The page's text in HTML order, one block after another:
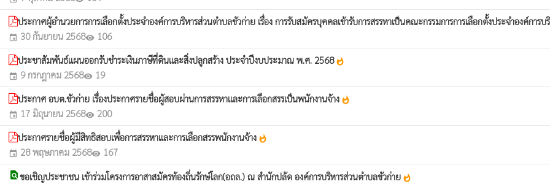
ประกาศผู้อำนวยการการเลือกตั้งประจำองค์การบริหารส่วนตำบลขัวก่าย เรื่อง การรับสมัครบุคคลเข้ารับการสรรหาเป็นคณะกรรมการการเลือกตั้งประจำองค์การ
event 30 กันยายน 2568visibility 106
ประชาสัมพันธ์แผนออกรับชำระเงินภาษีที่ดินและสิ่งปลูกสร้าง ประจำปีงบประมาณ พ.ศ. 2568whatshot
event 9 กรกฎาคม 2568visibility 19
ประกาศ อบต.ขัวก่าย เรื่องประกาศรายชื่อผู้สอบผ่านการสรรหาและการเลือกสรรเป็นพนักงานจ้าง whatshot
event 17 มิถุนายน 2568visibility 200
ประกาศรายชื่อผู้มีสิทธิสอบเพื่อการสรรหาและการเลือกสรรพนักงานจ้าง whatshot
event 28 พฤษภาคม 2568visibility 167
find_in_pageขอเชิญประชาชน เข้าร่วมโครงการอาสาสมัครท้องถิ่นรักษ์โลก(อถล.) ณ สำนักปลัด องค์การบริหารส่วนตำบลขัวก่าย whatshot